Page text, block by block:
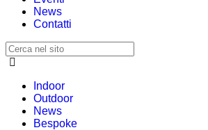
News
Contatti
Indoor
Outdoor
News
Bespoke